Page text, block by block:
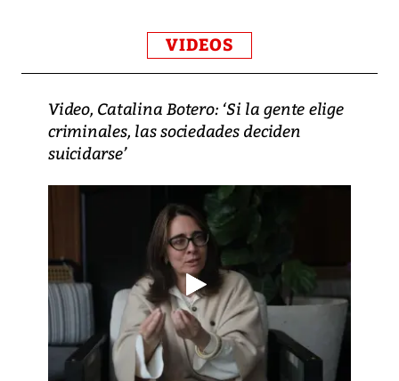
VIDEOS
Video, Catalina Botero: ‘Si la gente elige
criminales, las sociedades deciden
suicidarse’